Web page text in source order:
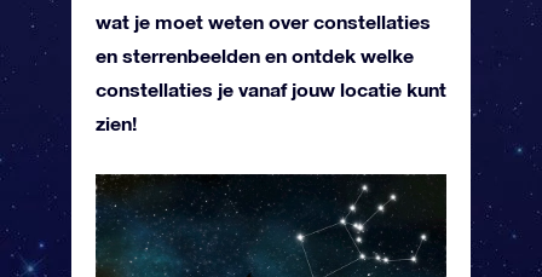
wat je moet weten over constellaties
en sterrenbeelden en ontdek welke
constellaties je vanaf jouw locatie kunt
zien!